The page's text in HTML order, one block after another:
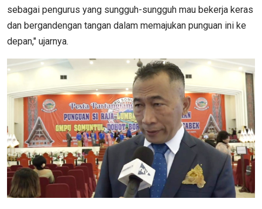
sebagai pengurus yang sungguh-sungguh mau bekerja keras
dan bergandengan tangan dalam memajukan punguan ini ke
depan," ujarnya.